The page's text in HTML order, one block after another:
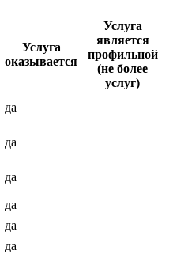
Услуга
оказывается
Услуга
является
профильной
(не более
услуг)
да
да
да
да
да
да